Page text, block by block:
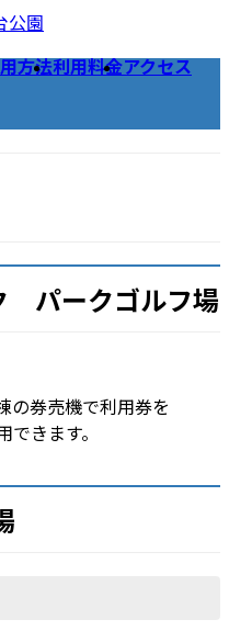
方法利用料金アクセス
パークゴルフ場
の券売機で利用券を
きます。